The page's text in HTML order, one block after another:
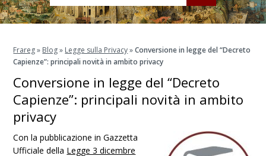
Frareg» Blog» Legge sulla Privacy»Conversione in legge del “Decreto
Capienze”: principali novità in ambito privacy
Conversione in legge del “Decreto
Capienze”: principali novità in ambito
privacy
Con la pubblicazione in Gazzetta
Ufficiale della Legge 3 dicembre